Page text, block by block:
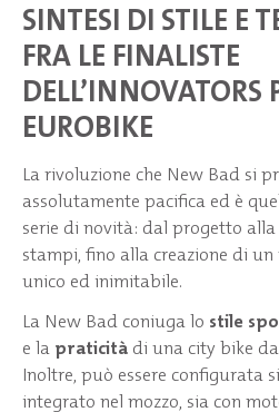
SINTESI DI STILE E
FRA LE FINALISTE
DELL’INNOVATORS
EUROBIKE
La rivoluzione che New Bad si
assolutamente pacifica ed è
serie di novità: dal progetto
stampi, fino alla creazione di
unico ed inimitabile.
La New Bad coniuga lo stile
e la praticità di una city bike
Inoltre, può essere configurata
integrato nel mozzo, sia con